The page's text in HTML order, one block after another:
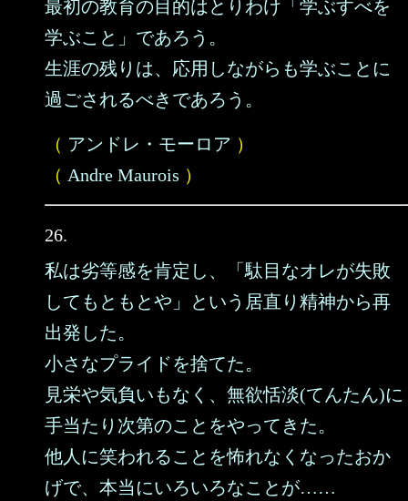
最初の教育の目的はとりわけ「学ぶすべを
学ぶこと」であろう。
生涯の残りは、応用しながらも学ぶことに
過ごされるべきであろう。
（ アンドレ・モーロア ）
（ Andre Maurois ）
26.
私は劣等感を肯定し、「駄目なオレが失敗
してもともとや」という居直り精神から再
出発した。
小さなプライドを捨てた。
見栄や気負いもなく、無欲恬淡(てんたん)に
手当たり次第のことをやってきた。
他人に笑われることを怖れなくなったおか
げで、本当にいろいろなことが……